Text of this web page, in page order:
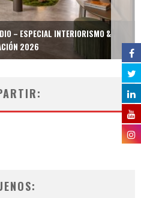
– ESPECIAL INTERIORISMO &
2026